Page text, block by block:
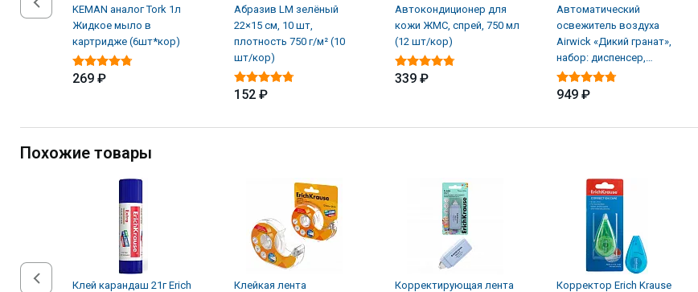
KEMAN аналог Tork 1л
Жидкое мыло в
картридже (6шт*кор)
269 ₽
Абразив LM зелёный
22×15 см, 10 шт,
плотность 750 г/м² (10
шт/кор)
152 ₽
Автокондиционер для
кожи ЖМС, спрей, 750 мл
(12 шт/кор)
339 ₽
Автоматический
освежитель воздуха
Airwick «Дикий гранат»,
набор: диспенсер,
батарейки, баллон (4 шт/
949 ₽
Похожие товары
Клей карандаш 21г Erich
Клейкая лента
Корректирующая лента
Корректор Erich Krause